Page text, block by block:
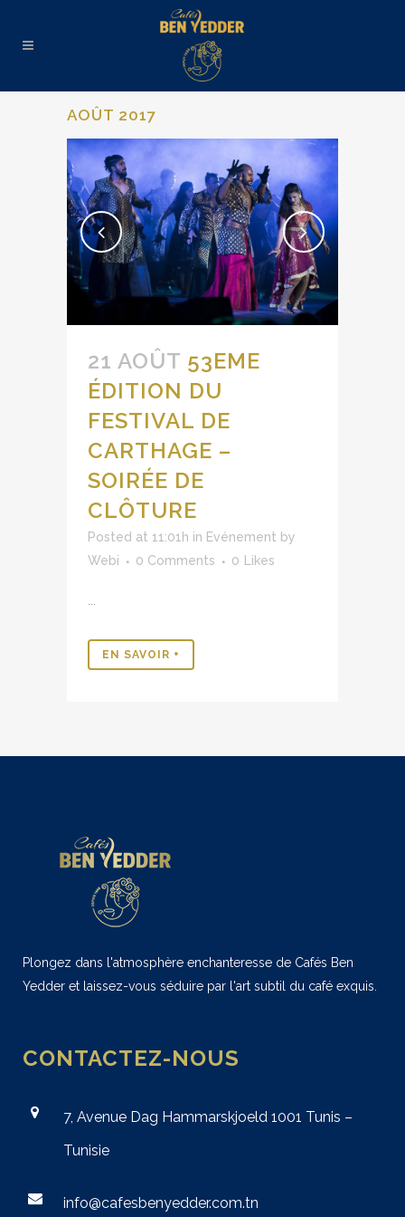
AOÛT 2017
21 AOÛT 53EME
ÉDITION DU
FESTIVAL DE
CARTHAGE –
SOIRÉE DE
CLÔTURE
Posted at 11:01h in Evénement by
Webi
0 Comments 0 Likes
EN SAVOIR +
Plongez dans l'atmosphère enchanteresse de Cafés Ben
Yedder et laissez-vous séduire par l'art subtil du café exquis.
CONTACTEZ-NOUS
7, Avenue Dag Hammarskjoeld 1001 Tunis –
Tunisie
info@cafesbenyedder.com.tn